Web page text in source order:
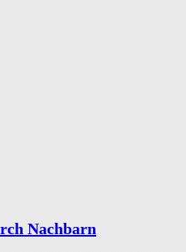
Nachbarn